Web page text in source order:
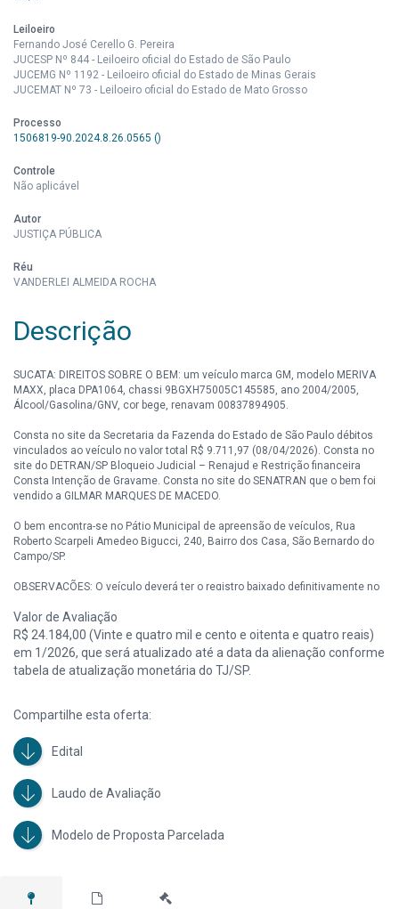
Leiloeiro
Fernando José Cerello G. Pereira
JUCESP Nº 844 - Leiloeiro oficial do Estado de São Paulo
JUCEMG Nº 1192 - Leiloeiro oficial do Estado de Minas Gerais
JUCEMAT Nº 73 - Leiloeiro oficial do Estado de Mato Grosso
Processo
1506819-90.2024.8.26.0565 ()
Controle
Não aplicável
Autor
JUSTIÇA PÚBLICA
Réu
VANDERLEI ALMEIDA ROCHA
Descrição
SUCATA: DIREITOS SOBRE O BEM: um veículo marca GM, modelo MERIVA
MAXX, placa DPA1064, chassi 9BGXH75005C145585, ano 2004/2005,
Álcool/Gasolina/GNV, cor bege, renavam 00837894905.
Consta no site da Secretaria da Fazenda do Estado de São Paulo débitos
vinculados ao veículo no valor total R$ 9.711,97 (08/04/2026). Consta no
site do DETRAN/SP Bloqueio Judicial – Renajud e Restrição financeira
Consta Intenção de Gravame. Consta no site do SENATRAN que o bem foi
vendido a GILMAR MARQUES DE MACEDO.
O bem encontra-se no Pátio Municipal de apreensão de veículos, Rua
Roberto Scarpeli Amedeo Bigucci, 240, Bairro dos Casa, São Bernardo do
Campo/SP.
OBSERVAÇÕES: O veículo deverá ter o registro baixado definitivamente no
públicas. O arrematante não receberá documento de transferência (CRV),
apenas a nota de arrematação.
Valor de Avaliação
R$ 24.184,00 (Vinte e quatro mil e cento e oitenta e quatro reais)
em 1/2026, que será atualizado até a data da alienação conforme
tabela de atualização monetária do TJ/SP.
Compartilhe esta oferta:
Edital
Laudo de Avaliação
Modelo de Proposta Parcelada